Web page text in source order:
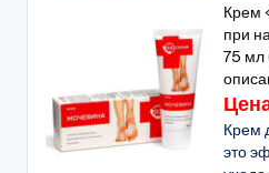
Крем
при
75 мл
Крем
это